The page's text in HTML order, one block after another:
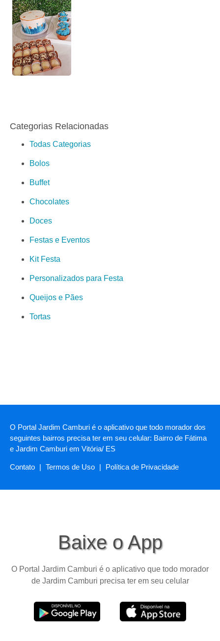
Categorias Relacionadas
Todas Categorias
Bolos
Buffet
Chocolates
Doces
Festas e Eventos
Kit Festa
Personalizados para Festa
Queijos e Pães
Tortas
O Portal Jardim Camburi é o aplicativo que todo morador dos
seguintes bairros precisa ter em seu celular: Bairro de Fátima
e Jardim Camburi em Vitória/ ES
Contato | Termos de Uso | Política de Privacidade
Baixe o App
O Portal Jardim Camburi é o aplicativo que todo morador
de Jardim Camburi precisa ter em seu celular